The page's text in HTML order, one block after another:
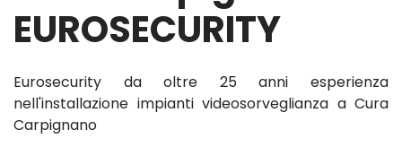
EUROSECURITY
Eurosecurity da oltre 25 anni esperienza
nell'installazione impianti videosorveglianza a Cura
Carpignano